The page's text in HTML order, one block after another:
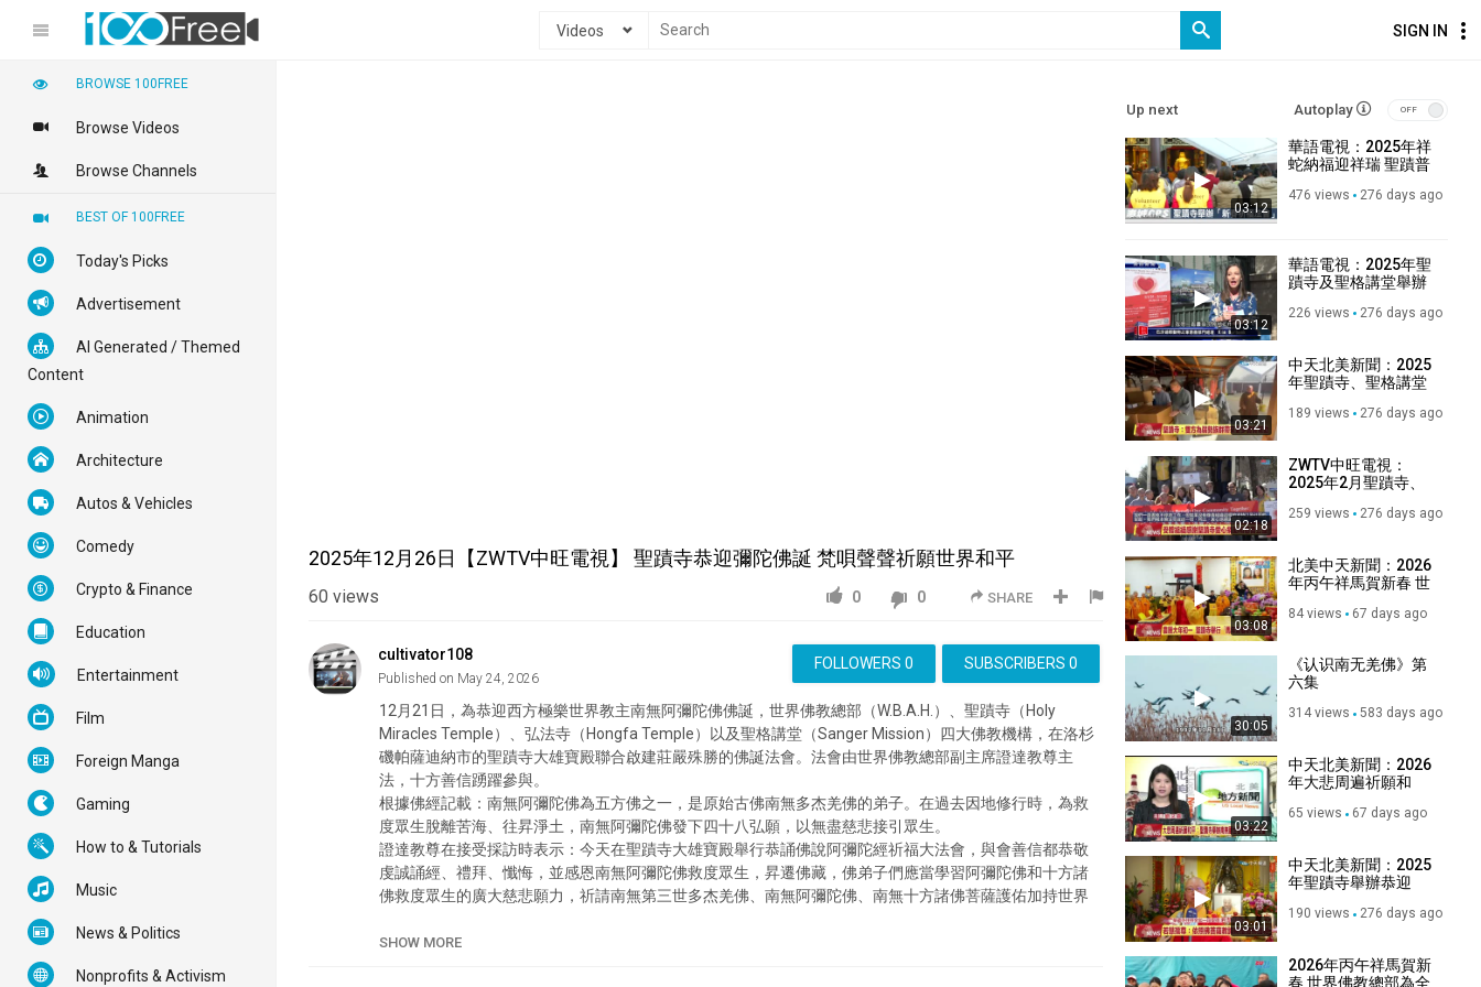
SIGN IN
Videos
2025年12月26日【ZWTV中旺電視】 聖蹟寺恭迎彌陀佛誕 梵唄聲聲祈願世界和平
60 views SHARE
0 0
SUBSCRIBERS 0
FOLLOWERS 0
cultivator108
Published on May 24, 2026
12月21日，為恭迎西方極樂世界教主南無阿彌陀佛佛誕，世界佛教總部（W.B.A.H.）、聖蹟寺（Holy
Miracles Temple）、弘法寺（Hongfa Temple）以及聖格講堂（Sanger Mission）四大佛教機構，在洛杉
磯帕薩迪納市的聖蹟寺大雄寶殿聯合啟建莊嚴殊勝的佛誕法會。法會由世界佛教總部副主席證達教尊主
法，十方善信踴躍參與。
根據佛經記載：南無阿彌陀佛為五方佛之一，是原始古佛南無多杰羌佛的弟子。在過去因地修行時，為救
度眾生脫離苦海、往昇淨土，南無阿彌陀佛發下四十八弘願，以無盡慈悲接引眾生。
證達教尊在接受採訪時表示：今天在聖蹟寺大雄寶殿舉行恭誦佛說阿彌陀經祈福大法會，與會善信都恭敬
虔誠誦經、禮拜、懺悔，並感恩南無阿彌陀佛救度眾生，昇遷佛藏，佛弟子們應當學習阿彌陀佛和十方諸
佛救度眾生的廣大慈悲願力，祈請南無第三世多杰羌佛、南無阿彌陀佛、南無十方諸佛菩薩護佑加持世界
SHOW MORE
Up next Autoplay
03:12
華語電視：2025年祥
蛇納福迎祥瑞 聖蹟普
辦「新春祈福法會」
476 views 276 days ago
03:12
華語電視：2025年聖
蹟寺及聖格講堂舉辦
心」捐物活動
226 views 276 days ago
03:21
中天北美新聞：2025
年聖蹟寺、聖格講堂
同推動善行
189 views 276 days ago
02:18
ZWTV中旺電視：
2025年2月聖蹟寺、
物資捐野火災民、弱
259 views 276 days ago
03:08
北美中天新聞：2026
年丙午祥馬賀新春 世
福
84 views 67 days ago
30:05
《认识南无羌佛》第
六集
314 views 583 days ago
03:22
中天北美新聞：2026
年大悲周遍祈願和
觀世音菩薩聖
65 views 67 days ago
03:01
中天北美新聞：2025
年聖蹟寺舉辦恭迎
誕法會》
190 views 276 days ago
2026年丙午祥馬賀新
春 世界佛教總部為全
BROWSE 100FREE
Browse Videos
Browse Channels
BEST OF 100FREE
Today's Picks
Advertisement
AI Generated / Themed
Content
Animation
Architecture
Autos & Vehicles
Comedy
Crypto & Finance
Education
Entertainment
Film
Foreign Manga
Gaming
How to & Tutorials
Music
News & Politics
Nonprofits & Activism